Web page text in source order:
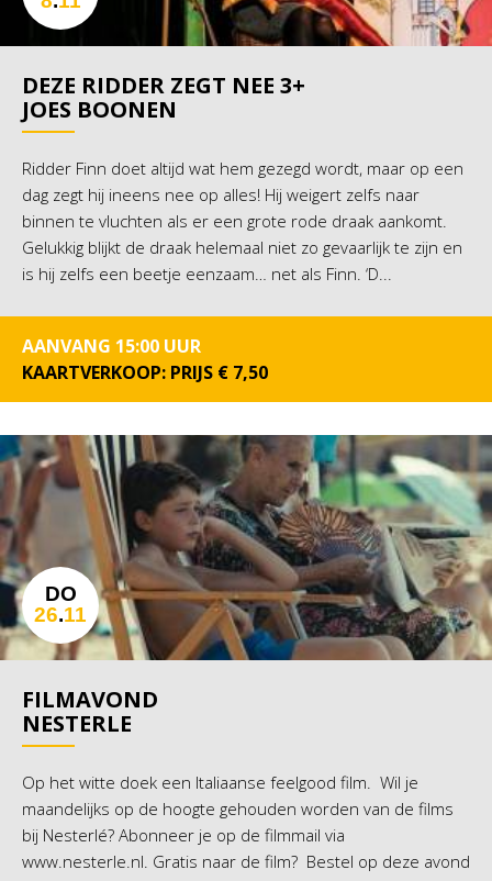
DEZE RIDDER ZEGT NEE 3+
JOES BOONEN
Ridder Finn doet altijd wat hem gezegd wordt, maar op een
dag zegt hij ineens nee op alles! Hij weigert zelfs naar
binnen te vluchten als er een grote rode draak aankomt.
Gelukkig blijkt de draak helemaal niet zo gevaarlijk te zijn en
is hij zelfs een beetje eenzaam… net als Finn. ‘D...
AANVANG 15:00 UUR
KAARTVERKOOP: PRIJS € 7,50
FILMAVOND
NESTERLE
Op het witte doek een Italiaanse feelgood film. Wil je
maandelijks op de hoogte gehouden worden van de films
bij Nesterlé? Abonneer je op de filmmail via
www.nesterle.nl. Gratis naar de film? Bestel op deze avond
DO
26.11